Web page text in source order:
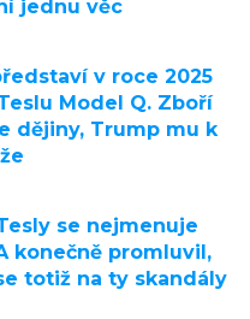
jednu věc
v roce 2025
Model Q. Zboří
dějiny, Trump mu k
se nejmenuje
konečně promluvil,
totiž na ty skandály